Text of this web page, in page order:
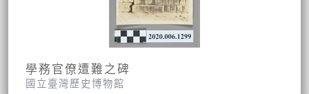
學務官僚遭難之碑
國立臺灣歷史博物館